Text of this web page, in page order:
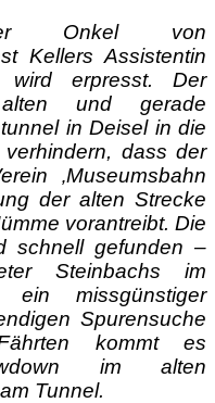
Onkel von
Kellers Assistentin
wird erpresst. Der
und gerade
in Deisel in die
dass der
‚Museumsbahn
der alten Strecke
vorantreibt. Die
schnell gefunden –
Steinbachs im
ein missgünstiger
Spurensuche
kommt es
im alten
Tunnel.